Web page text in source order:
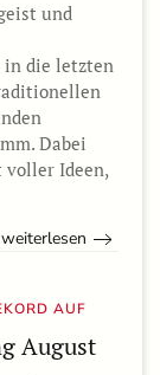
und
in die letzten
Dabei
voller Ideen,
weiterlesen
AUF
August